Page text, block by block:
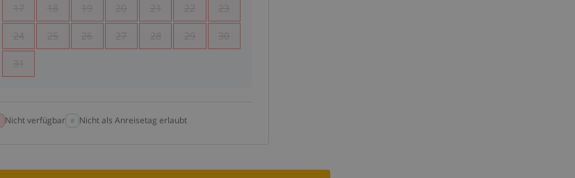
17 18 19 20 21 22 23
24 25 26 27 28 29 30
31
Nicht verfügbar Nicht als Anreisetag erlaubt